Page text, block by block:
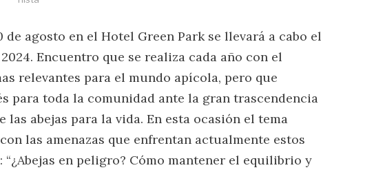
agosto en el Hotel Green Park se llevará a cabo el
Encuentro que se realiza cada año con el
relevantes para el mundo apícola, pero que
para toda la comunidad ante la gran trascendencia
las abejas para la vida. En esta ocasión el tema
las amenazas que enfrentan actualmente estos
en peligro? Cómo mantener el equilibrio y